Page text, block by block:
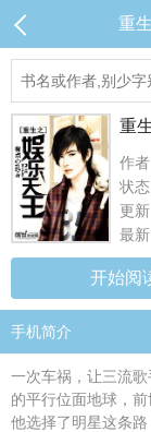
重
重
作者
状
更
最新
开始阅
手机简介
一次车祸，让三流
的平行位面地球，
他选择了明星这条